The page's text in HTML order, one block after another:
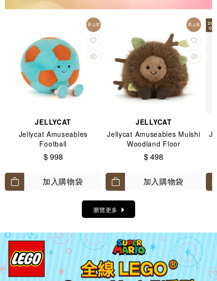
新上架
JELLYCAT
Jellycat Amuseables
Football
$ 998
加入購物袋
新上架
JELLYCAT
Jellycat Amuseables Mulshi
Woodland Floor
$ 498
加入購物袋
20
OFF
瀏覽更多